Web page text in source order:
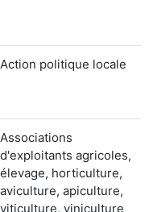
Action politique locale
Associations
d'exploitants agricoles,
élevage, horticulture,
aviculture, apiculture,
viticulture, viniculture